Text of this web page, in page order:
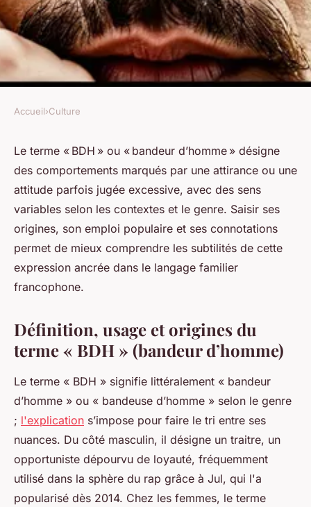
Bdh ou bandeur d'homme :
guide complet pour tout savoir
Héloïse•6 juillet 2025•5 min de lecture
Accueil›Culture
Le terme « BDH » ou « bandeur d’homme » désigne
des comportements marqués par une attirance ou une
attitude parfois jugée excessive, avec des sens
variables selon les contextes et le genre. Saisir ses
origines, son emploi populaire et ses connotations
permet de mieux comprendre les subtilités de cette
expression ancrée dans le langage familier
francophone.
Définition, usage et origines du
terme « BDH » (bandeur d’homme)
Le terme « BDH » signifie littéralement « bandeur
d’homme » ou « bandeuse d’homme » selon le genre
; l'explication s’impose pour faire le tri entre ses
nuances. Du côté masculin, il désigne un traitre, un
opportuniste dépourvu de loyauté, fréquemment
utilisé dans la sphère du rap grâce à Jul, qui l'a
popularisé dès 2014. Chez les femmes, le terme